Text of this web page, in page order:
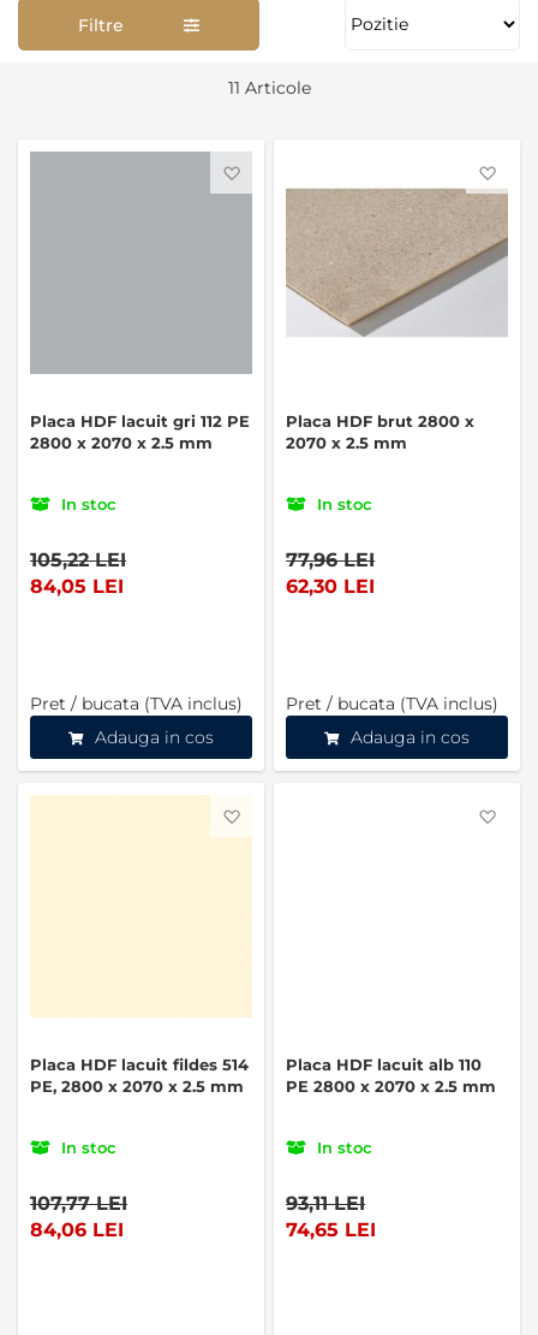
11 Articole
Placa HDF lacuit gri 112 PE
2800 x 2070 x 2.5 mm
In stoc
105,22 LEI
84,05 LEI
Pret / bucata (TVA inclus)
Adauga in cos
Placa HDF brut 2800 x
2070 x 2.5 mm
In stoc
77,96 LEI
62,30 LEI
Pret / bucata (TVA inclus)
Adauga in cos
Placa HDF lacuit fildes 514
PE, 2800 x 2070 x 2.5 mm
In stoc
107,77 LEI
84,06 LEI
Placa HDF lacuit alb 110
PE 2800 x 2070 x 2.5 mm
In stoc
93,11 LEI
74,65 LEI
Filtre